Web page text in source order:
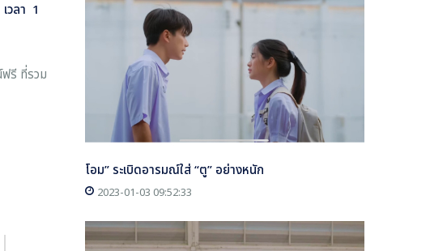
วลา 1
รี ที่รวม
โอม” ระเบิดอารมณ์ใส่ “ตู” อย่างหนัก
2023-01-03 09:52:33